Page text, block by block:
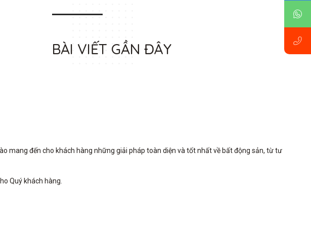
BÀI VIẾT GẦN ĐÂY
mang đến cho khách hàng những giải pháp toàn diện và tốt nhất về bất động sản, từ tư
Quý khách hàng.